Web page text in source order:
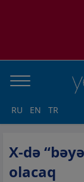
RU EN TR
X-də
olacaq